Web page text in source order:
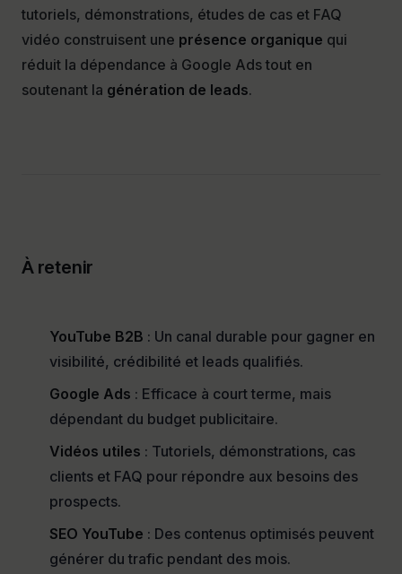
tutoriels, démonstrations, études de cas et FAQ
vidéo construisent une présence organique qui
réduit la dépendance à Google Ads tout en
soutenant la génération de leads.
À retenir
YouTube B2B : Un canal durable pour gagner en
visibilité, crédibilité et leads qualifiés.
Google Ads : Efficace à court terme, mais
dépendant du budget publicitaire.
Vidéos utiles : Tutoriels, démonstrations, cas
clients et FAQ pour répondre aux besoins des
prospects.
SEO YouTube : Des contenus optimisés peuvent
générer du trafic pendant des mois.